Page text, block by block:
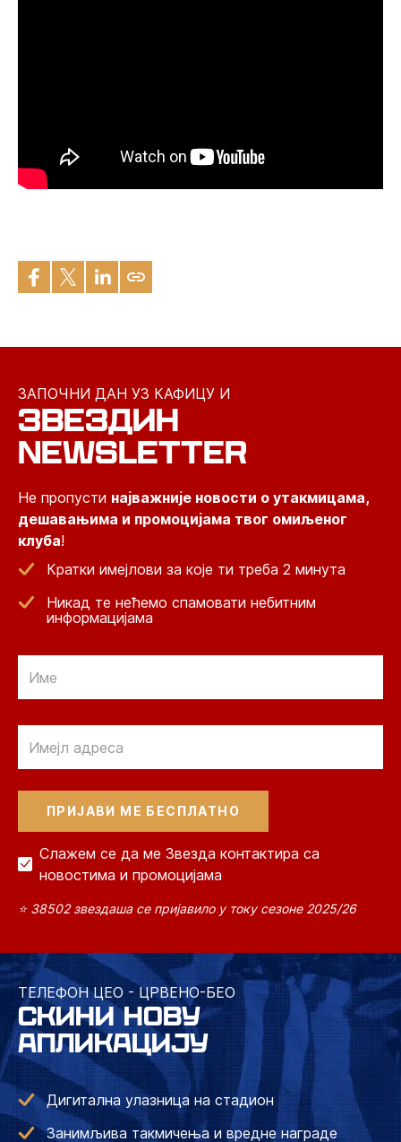
ЗАПОЧНИ ДАН УЗ КАФИЦУ И
ЗВЕЗДИН
NEWSLETTER
Не пропусти најважније новости о утакмицама,
дешавањима и промоцијама твог омиљеног
клуба!
Кратки имејлови за које ти треба 2 минута
Никад те нећемо спамовати небитним
информацијама
Слажем се да ме Звезда контактира са
новостима и промоцијама
⭐ 38502 звездаша се пријавило у току сезоне 2025/26
ТЕЛЕФОН ЦЕО - ЦРВЕНО-БЕО
СКИНИ НОВУ
АПЛИКАЦИЈУ
Дигитална улазница на стадион
Занимљива такмичења и вредне награде